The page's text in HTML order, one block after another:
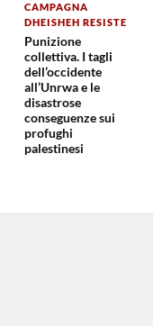
CAMPAGNA
DHEISHEH RESISTE
Punizione
collettiva. I tagli
dell’occidente
all’Unrwa e le
disastrose
conseguenze sui
profughi
palestinesi